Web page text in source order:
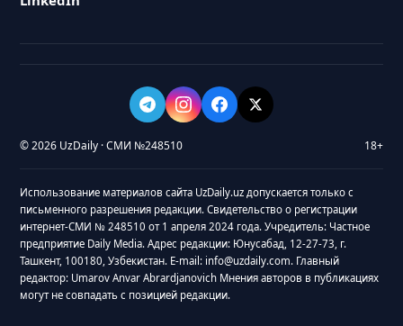
© 2026 UzDaily · СМИ №248510 18+
Использование материалов сайта UzDaily.uz допускается только с
письменного разрешения редакции. Свидетельство о регистрации
интернет-СМИ № 248510 от 1 апреля 2024 года. Учредитель: Частное
предприятие Daily Media. Адрес редакции: Юнусабад, 12-27-73, г.
Ташкент, 100180, Узбекистан. E-mail: info@uzdaily.com. Главный
редактор: Umarov Anvar Abrardjanovich Мнения авторов в публикациях
могут не совпадать с позицией редакции.